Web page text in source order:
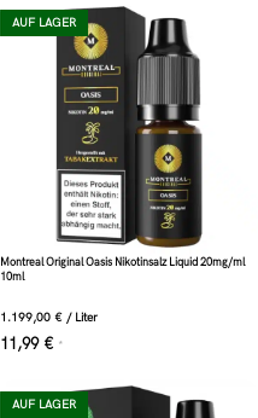
AUF LAGER
Montreal Original Oasis Nikotinsalz Liquid 20mg/ml
10ml
1.199,00 € / Liter
11,99 € *
AUF LAGER